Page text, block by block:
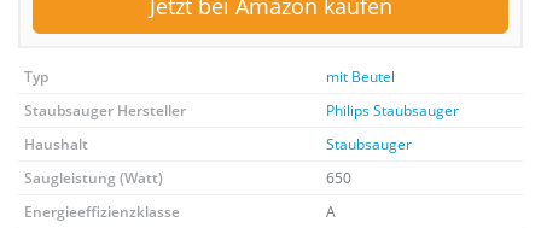
Jetzt bei Amazon kaufen
Typ
mit Beutel
Staubsauger Hersteller
Philips Staubsauger
Haushalt
Staubsauger
Saugleistung (Watt)
650
Energieeffizienzklasse
A